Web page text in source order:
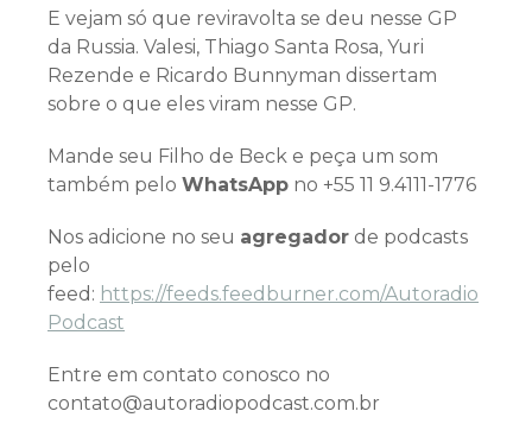
E vejam só que reviravolta se deu nesse GP
da Russia. Valesi, Thiago Santa Rosa, Yuri
Rezende e Ricardo Bunnyman dissertam
sobre o que eles viram nesse GP.
Mande seu Filho de Beck e peça um som
também pelo WhatsApp no +55 11 9.4111-1776
Nos adicione no seu agregador de podcasts
pelo
feed: https://feeds.feedburner.com/Autoradio
Podcast
Entre em contato conosco no
contato@autoradiopodcast.com.br